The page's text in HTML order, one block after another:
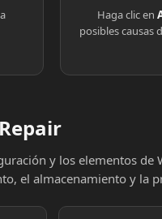
Haga clic en
posibles causas
y los elementos de
el almacenamiento y la